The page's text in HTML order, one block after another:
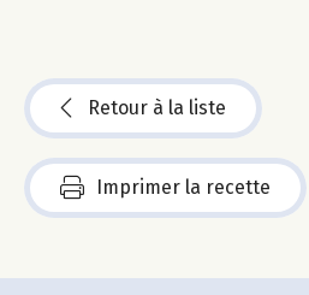
Retour à la liste
Imprimer la recette